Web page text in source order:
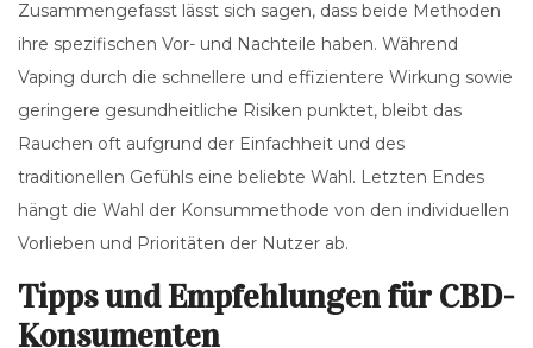
Zusammengefasst lässt sich sagen, dass beide Methoden
ihre spezifischen Vor- und Nachteile haben. Während
Vaping durch die schnellere und effizientere Wirkung sowie
geringere gesundheitliche Risiken punktet, bleibt das
Rauchen oft aufgrund der Einfachheit und des
traditionellen Gefühls eine beliebte Wahl. Letzten Endes
hängt die Wahl der Konsummethode von den individuellen
Vorlieben und Prioritäten der Nutzer ab.
Tipps und Empfehlungen für CBD-
Konsumenten